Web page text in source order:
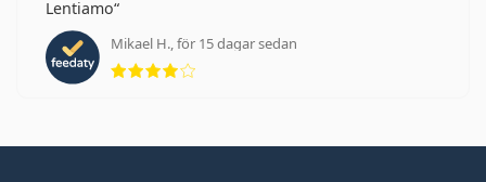
Lentiamo
Mikael H., för 15 dagar sedan
Betyg 4 av 5